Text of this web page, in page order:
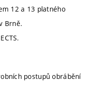
12 a 13 platného
Brně.
postupů obrábění